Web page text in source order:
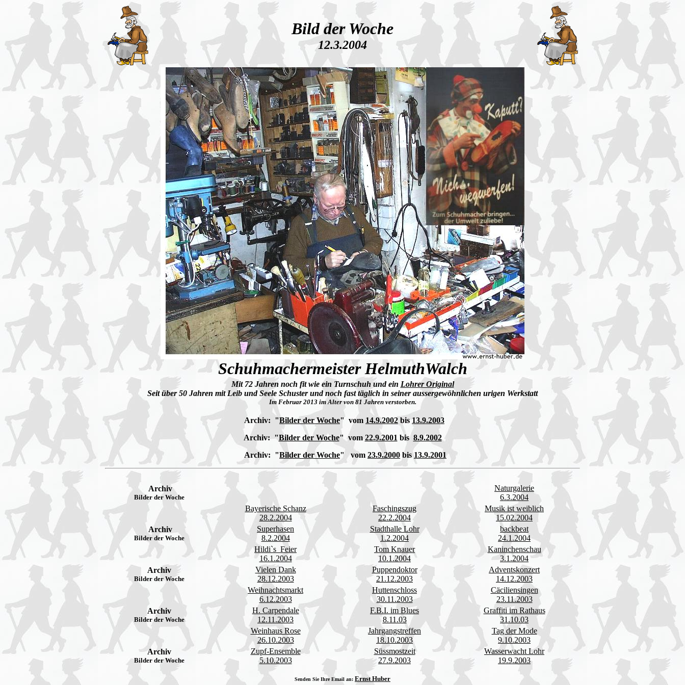
Bild der Woche
12.3.2004
Schuhmachermeister HelmuthWalch
Mit 72 Jahren noch fit wie ein Turnschuh und ein Lohrer Original
Seit über 50 Jahren mit Leib und Seele Schuster und noch fast täglich in seiner aussergewöhnlichen urigen Werkstatt
Im Februar 2013 im Alter von 81 Jahren verstorben.
Archiv: "Bilder der Woche" vom 14.9.2002 bis13.9.2003
Archiv: "Bilder der Woche" vom 22.9.2001 bis 8.9.2002
Archiv: "Bilder der Woche" vom 23.9.2000 bis13.9.2001
Archiv
Bilder der Woche
Naturgalerie
6.3.2004
Bayerische Schanz
28.2.2004
Faschingszug
22.2.2004
Musik ist weiblich
15.02.2004
Archiv
Bilder der Woche
Superhasen
8.2.2004
Stadthalle Lohr
1.2.2004
backbeat
24.1.2004
Hildi`s Feier
16.1.2004
Tom Knauer
10.1.2004
Kaninchenschau
3.1.2004
Archiv
Bilder der Woche
Vielen Dank
28.12.2003
Puppendoktor
21.12.2003
Adventskonzert
14.12.2003
Weihnachtsmarkt
6.12.2003
Huttenschloss
30.11.2003
Cäciliensingen
23.11.2003
Archiv
Bilder der Woche
H. Carpendale
12.11.2003
F.B.I. im Blues
8.11.03
Graffiti im Rathaus
31.10.03
Weinhaus Rose
26.10.2003
Jahrgangstreffen
18.10.2003
Tag der Mode
9.10.2003
Archiv
Bilder der Woche
Zupf-Ensemble
5.10.2003
Süssmostzeit
27.9.2003
Wasserwacht Lohr
19.9.2003
Senden Sie Ihre Email an: Ernst Huber